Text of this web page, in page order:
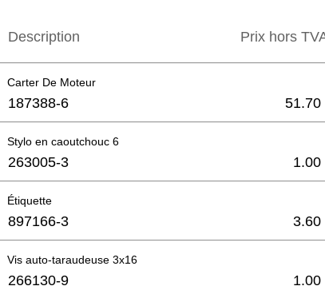
Description Prix hors
Carter De Moteur
187388-6 51.70
Stylo en caoutchouc 6
263005-3 1.00
Étiquette
897166-3 3.60
Vis auto-taraudeuse 3x16
266130-9 1.00